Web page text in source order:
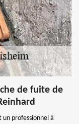
de fuite de
un professionnel à